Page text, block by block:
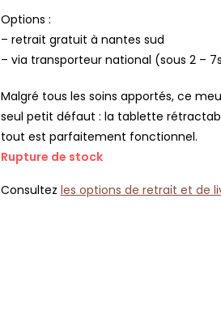
Options :
– retrait gratuit à nantes sud
– via transporteur national (sous 2 –
Malgré tous les soins apportés, ce
seul petit défaut : la tablette
tout est parfaitement fonctionnel.
Rupture de stock
Consultez les options de retrait et de